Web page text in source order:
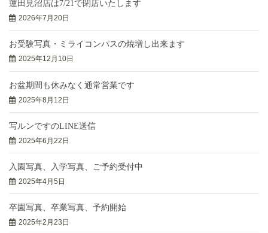
蓮田見沼店は7/21で閉店いたします
2026年7月20日
お受験写真・ミライコンパスの焼増し出来ます
2025年12月10日
お盆期間も休みなく通常営業です
2025年8月12日
写ルンですのLINE送信
2025年6月22日
入園写真、入学写真、ご予約受付中
2025年4月5日
卒園写真、卒業写真、予約開始
2025年2月23日